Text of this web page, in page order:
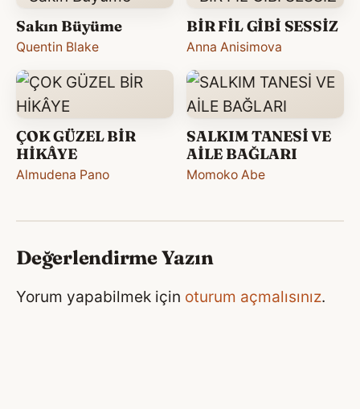
Sakın Büyüme
Quentin Blake
BİR FİL GİBİ SESSİZ
Anna Anisimova
ÇOK GÜZEL BİR
HİKÂYE
Almudena Pano
SALKIM TANESİ VE
AİLE BAĞLARI
Momoko Abe
Değerlendirme Yazın
Yorum yapabilmek için oturum açmalısınız.